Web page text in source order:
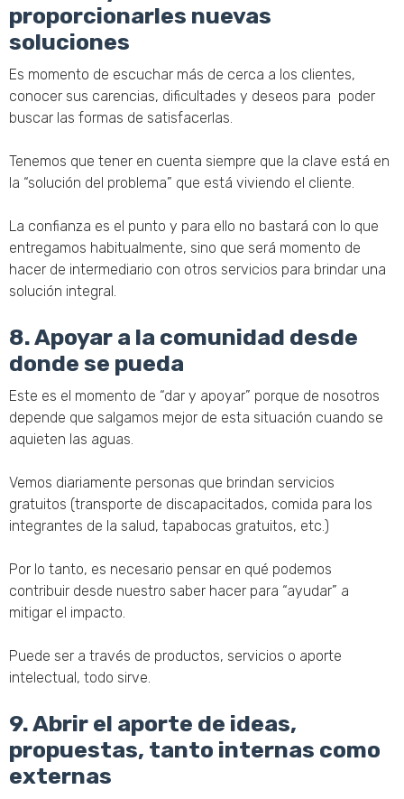
proporcionarles nuevas
soluciones
Es momento de escuchar más de cerca a los clientes,
conocer sus carencias, dificultades y deseos para poder
buscar las formas de satisfacerlas.
Tenemos que tener en cuenta siempre que la clave está en
la “solución del problema” que está viviendo el cliente.
La confianza es el punto y para ello no bastará con lo que
entregamos habitualmente, sino que será momento de
hacer de intermediario con otros servicios para brindar una
solución integral.
8. Apoyar a la comunidad desde
donde se pueda
Este es el momento de “dar y apoyar” porque de nosotros
depende que salgamos mejor de esta situación cuando se
aquieten las aguas.
Vemos diariamente personas que brindan servicios
gratuitos (transporte de discapacitados, comida para los
integrantes de la salud, tapabocas gratuitos, etc.)
Por lo tanto, es necesario pensar en qué podemos
contribuir desde nuestro saber hacer para “ayudar” a
mitigar el impacto.
Puede ser a través de productos, servicios o aporte
intelectual, todo sirve.
9. Abrir el aporte de ideas,
propuestas, tanto internas como
externas